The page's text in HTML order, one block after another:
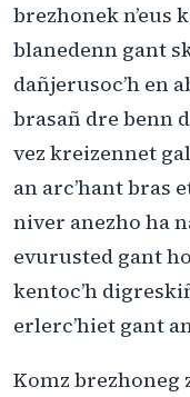
brezhonek n’eus
blanedenn gant
dañjerusoc’h en
brasañ dre benn
vez kreizennet
an arc’hant bras
niver anezho ha
evurusted gant
kentoc’h
erlerc’hiet gant
Komz brezhoneg